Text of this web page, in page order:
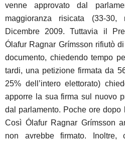
venne approvato dal
maggioranza risicata (33-
Dicembre 2009. Tuttavia il
Ólafur Ragnar Grímsson rifiutò
documento, chiedendo tempo
tardi, una petizione firmata da
25% dell’intero elettorato)
apporre la sua firma sul nuovo
dal parlamento. Poche ore dopo
Così Ólafur Ragnar Grímsson
non avrebbe firmato. Inoltre,